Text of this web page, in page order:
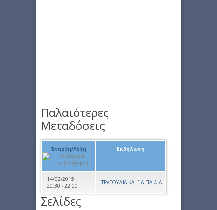
Παλαιότερες
Μεταδόσεις
Έναρξη/Λήξη Εκδήλωση
14/02/2015
20:30 - 22:00
ΤΡΑΓΟΥΔΙΑ ΚΑΙ ΓΙΑ ΠΑΙΔΙΑ
Σελίδες